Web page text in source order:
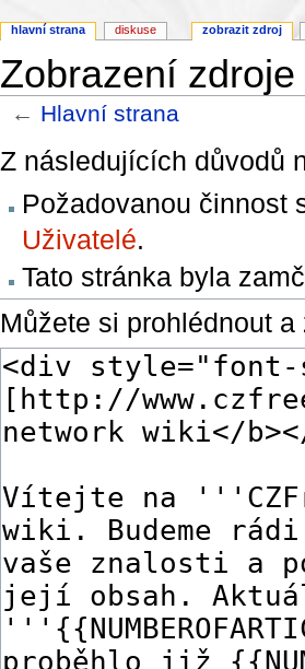
Zobrazení
← Hlavní strana
Z následujících důvodů
Požadovanou činnost
Uživatelé.
Tato stránka byla
Můžete si prohlédnout
hlavní strana diskuse zobrazit zdroj